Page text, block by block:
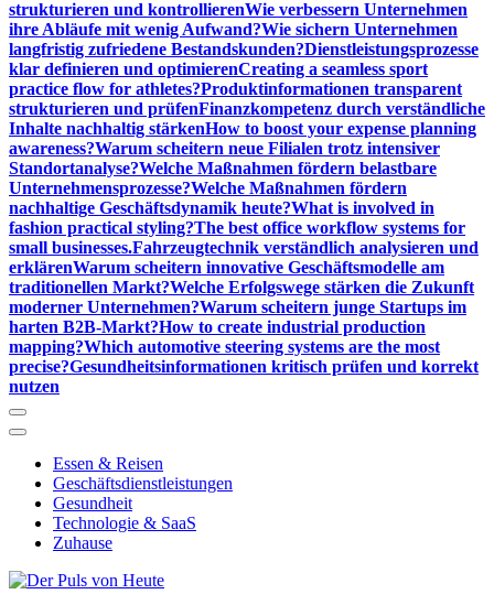
strukturieren und kontrollierenWie verbessern Unternehmen
ihre Abläufe mit wenig Aufwand?Wie sichern Unternehmen
langfristig zufriedene Bestandskunden?Dienstleistungsprozesse
klar definieren und optimierenCreating a seamless sport
practice flow for athletes?Produktinformationen transparent
strukturieren und prüfenFinanzkompetenz durch verständliche
Inhalte nachhaltig stärkenHow to boost your expense planning
awareness?Warum scheitern neue Filialen trotz intensiver
Standortanalyse?Welche Maßnahmen fördern belastbare
Unternehmensprozesse?Welche Maßnahmen fördern
nachhaltige Geschäftsdynamik heute?What is involved in
fashion practical styling?The best office workflow systems for
small businesses.Fahrzeugtechnik verständlich analysieren und
erklärenWarum scheitern innovative Geschäftsmodelle am
traditionellen Markt?Welche Erfolgswege stärken die Zukunft
moderner Unternehmen?Warum scheitern junge Startups im
harten B2B-Markt?How to create industrial production
mapping?Which automotive steering systems are the most
precise?Gesundheitsinformationen kritisch prüfen und korrekt
nutzen
Essen & Reisen
Geschäftsdienstleistungen
Gesundheit
Technologie & SaaS
Zuhause